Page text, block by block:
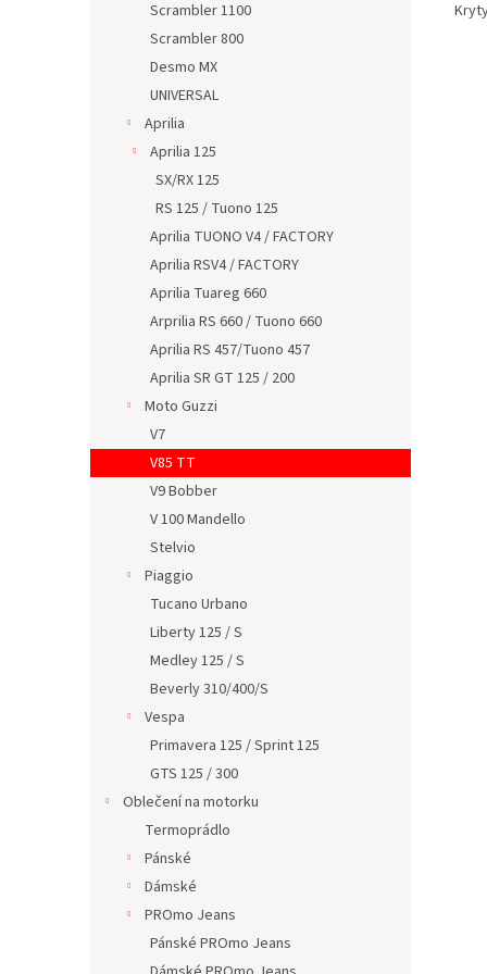
Scrambler 1100
Scrambler 800
Desmo MX
UNIVERSAL
Aprilia
Aprilia 125
SX/RX 125
RS 125 / Tuono 125
Aprilia TUONO V4 / FACTORY
Aprilia RSV4 / FACTORY
Aprilia Tuareg 660
Arprilia RS 660 / Tuono 660
Aprilia RS 457/Tuono 457
Aprilia SR GT 125 / 200
Moto Guzzi
V7
V85 TT
V9 Bobber
V 100 Mandello
Stelvio
Piaggio
Tucano Urbano
Liberty 125 / S
Medley 125 / S
Beverly 310/400/S
Vespa
Primavera 125 / Sprint 125
GTS 125 / 300
Oblečení na motorku
Termoprádlo
Pánské
Dámské
PROmo Jeans
Pánské PROmo Jeans